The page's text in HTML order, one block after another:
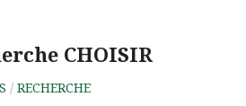
CHOISIR
/ RECHERCHE